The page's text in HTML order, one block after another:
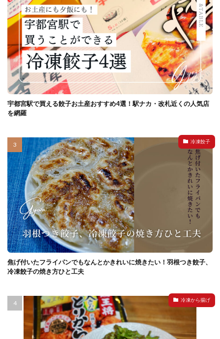
宇都宮駅で買える餃子お土産おすすめ4選！駅ナカ・改札近くの人気店
を網羅
冷凍餃子
焦げ付いたフライパンでもなんとかきれいに焼きたい！羽根つき餃子、
冷凍餃子の焼き方ひと工夫
冷凍から揚げ